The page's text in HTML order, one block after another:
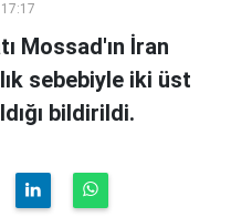
Mossad'ın İran
sebebiyle iki üst
bildirildi.